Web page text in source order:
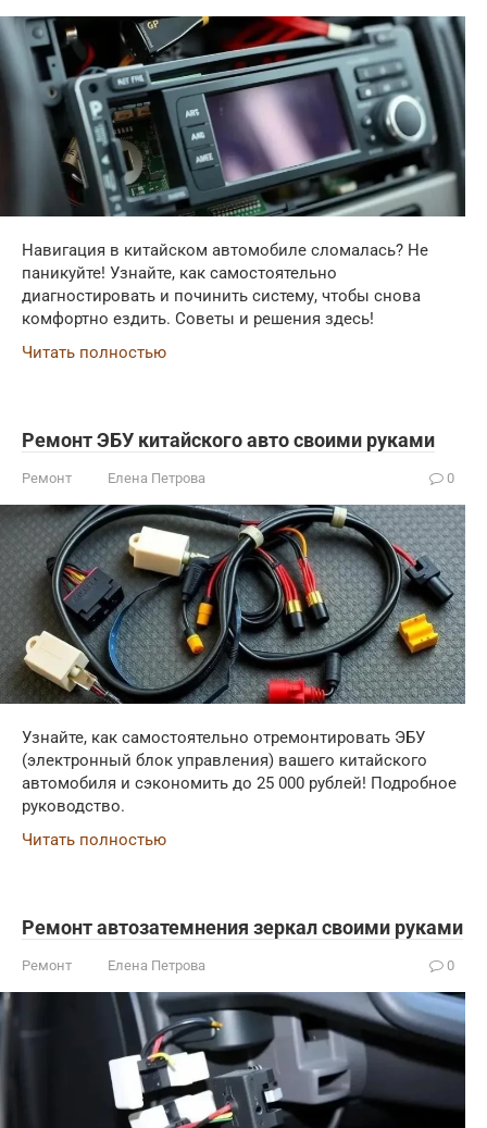
Навигация в китайском автомобиле сломалась? Не
паникуйте! Узнайте, как самостоятельно
диагностировать и починить систему, чтобы снова
комфортно ездить. Советы и решения здесь!
Читать полностью
Ремонт ЭБУ китайского авто своими руками
Ремонт Елена Петрова 0
Узнайте, как самостоятельно отремонтировать ЭБУ
(электронный блок управления) вашего китайского
автомобиля и сэкономить до 25 000 рублей! Подробное
руководство.
Читать полностью
Ремонт автозатемнения зеркал своими руками
Ремонт Елена Петрова 0